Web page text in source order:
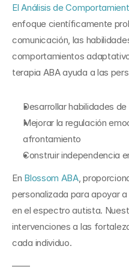
El Análisis de
enfoque científicamente
comunicación, las
comportamientos
terapia ABA ayuda a las
Desarrollar habilidades
Mejorar la regulación
afrontamiento
Construir independencia
En Blossom ABA,
personalizada para apoyar
en el espectro autista.
intervenciones a las
cada individuo.
——